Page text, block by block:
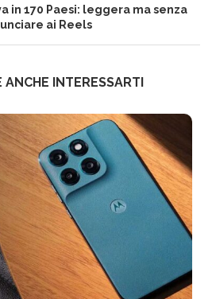
in 170 Paesi: leggera ma senza
ai Reels
ANCHE INTERESSARTI